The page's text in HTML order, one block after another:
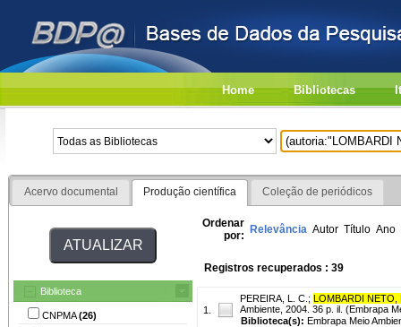
Home Bibliotecas
Acervo documental Produção científica Coleção de periódicos
Biblioteca
CNPMA(26)
Ordenar
por: Relevância Autor Título Ano
Registros recuperados : 39
1.
PEREIRA, L. C. ; LOMBARDI NETO,
Ambiente, 2004. 36 p. il. (Embrapa
Biblioteca(s): Embrapa Meio